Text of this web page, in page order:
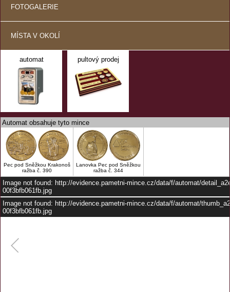
FOTOGALERIE
MÍSTA V OKOLÍ
automat pultový prodej
Automat obsahuje tyto mince
Pec pod Sněžkou Krakonoš
ražba č. 390
Lanovka Pec pod Sněžkou
ražba č. 344
Image not found: http://evidence.pametni-mince.cz/data/f/automat/
00f3bfb061fb.jpg
Image not found: http://evidence.pametni-mince.cz/data/f/automat/
00f3bfb061fb.jpg